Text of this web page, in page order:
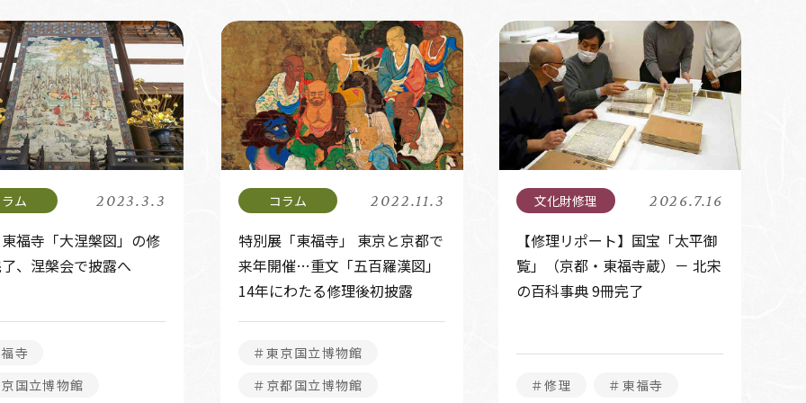
2023.3.3
福寺「大涅槃図」の修
、涅槃会で披露へ
寺
国立博物館
2022.11.3
特別展「東福寺」 東京と京都で
来年開催…重文「五百羅漢図」
14年にわたる修理後初披露
＃東京国立博物館
＃京都国立博物館
2026.7.16
【修理リポート】国宝「太平御
覧」（京都・東福寺蔵）－ 北宋
の百科事典 9冊完了
＃修理 ＃東福寺